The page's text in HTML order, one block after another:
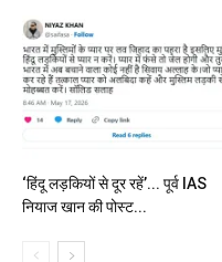
‘हिंदू लड़कियों से दूर रहें’... पूर्व IAS
नियाज खान की पोस्ट...